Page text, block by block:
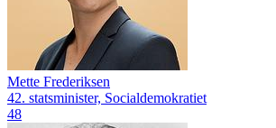
Mette Frederiksen
42. statsminister, Socialdemokratiet
48